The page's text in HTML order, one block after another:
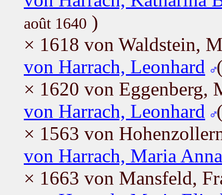
août 1640 )
× 1618 von Waldstein,
von Harrach, Leonhard
× 1620 von Eggenberg,
von Harrach, Leonhard
× 1563 von
von Harrach, Maria
× 1663 von Mansfeld,